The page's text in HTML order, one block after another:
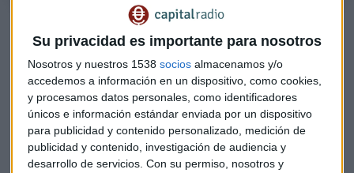
Su privacidad es importante para nosotros
Nosotros y nuestros 1538 socios almacenamos y/o
accedemos a información en un dispositivo, como cookies,
y procesamos datos personales, como identificadores
únicos e información estándar enviada por un dispositivo
para publicidad y contenido personalizado, medición de
publicidad y contenido, investigación de audiencia y
desarrollo de servicios. Con su permiso, nosotros y